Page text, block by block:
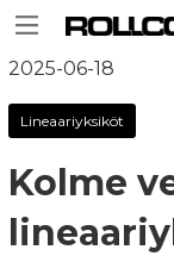
2025-06-18
Lineaariyksiköt
Kolme